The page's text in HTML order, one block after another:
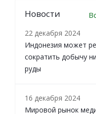
Новости
22 декабря 2024
Индонезия может
сократить добычу
руды
16 декабря 2024
Мировой рынок